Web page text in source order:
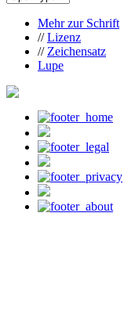
Mehr zur Schrift
//Lizenz
// Zeichensatz
Lupe